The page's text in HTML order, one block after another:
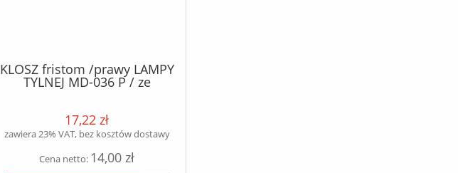
KLOSZ fristom /prawy LAMPY
TYLNEJ MD-036 P / ze
0002131 /
17,22 zł
zawiera 23% VAT, bez kosztów dostawy
Cena netto: 14,00 zł